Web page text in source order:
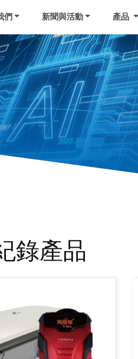
們 新聞與活動 產品
錄產品